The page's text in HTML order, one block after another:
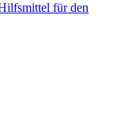
für den